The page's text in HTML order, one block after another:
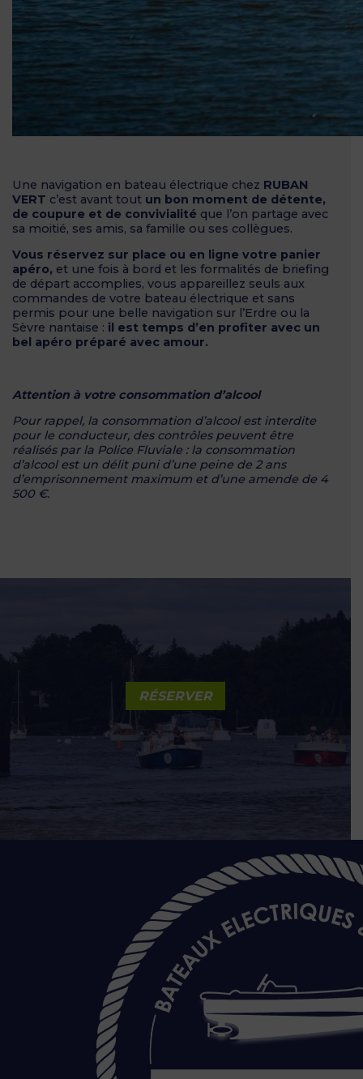
Une navigation en bateau électrique chez RUBAN
VERT c’est avant tout un bon moment de détente,
de coupure et de convivialité que l’on partage avec
sa moitié, ses amis, sa famille ou ses collègues.
Vous réservez sur place ou en ligne votre panier
apéro, et une fois à bord et les formalités de briefing
de départ accomplies, vous appareillez seuls aux
commandes de votre bateau électrique et sans
permis pour une belle navigation sur l’Erdre ou la
Sèvre nantaise : il est temps d’en profiter avec un
bel apéro préparé avec amour.
Attention à votre consommation d’alcool
Pour rappel, la consommation d’alcool est interdite
pour le conducteur, des contrôles peuvent être
réalisés par la Police Fluviale : la consommation
d’alcool est un délit puni d’une peine de 2 ans
d’emprisonnement maximum et d’une amende de 4
500 €.
RÉSERVER